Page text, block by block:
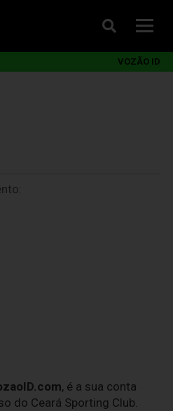
VOZÃO ID
, é a sua conta
do Ceará Sporting Club.